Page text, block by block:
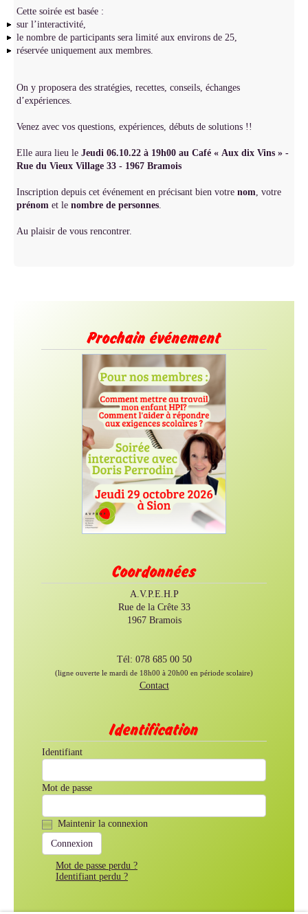
Cette soirée est basée :
sur l’interactivité,
le nombre de participants sera limité aux environs de 25,
réservée uniquement aux membres.
On y proposera des stratégies, recettes, conseils, échanges
d’expériences.
Venez avec vos questions, expériences, débuts de solutions !!
Elle aura lieu leJeudi 06.10.22 à 19h00 au Café « Auxdix Vins » -
Rue du Vieux Village 33 - 1967 Bramois
Inscription depuis cet événement en précisant bien votrenom, votre
prénom et lenombre de personnes.
Au plaisir de vous rencontrer.
Prochain événement
Coordonnées
A.V.P.E.H.P
Rue de la Crête 33
1967 Bramois
Tél: 078 685 00 50
(ligne ouverte le mardi de 18h00 à 20h00 en période scolaire)
Contact
Identification
Identifiant
Mot de passe
Maintenir la connexion
Mot de passe perdu ?
Identifiant perdu ?